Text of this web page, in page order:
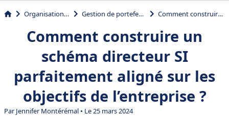
Organisation et planification Gestion de portefeuille de projets (PPM) Comment construire un schéma directeur SI parfaitement aligné sur les objectifs de l’entreprise ?
Comment construire un
schéma directeur SI
parfaitement aligné sur les
objectifs de l’entreprise ?
ParJennifer Montérémal • Le 25 mars 2024